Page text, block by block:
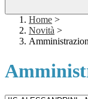
Home >
Novità >